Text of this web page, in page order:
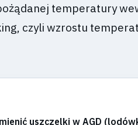
temperatury
czyli wzrostu
uszczelki w AGD